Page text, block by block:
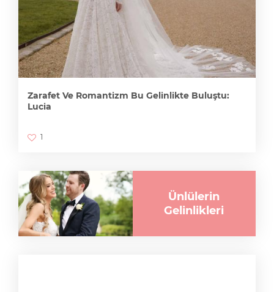
Zarafet Ve Romantizm Bu Gelinlikte Buluştu:
Lucia
1
Ünlülerin
Gelinlikleri